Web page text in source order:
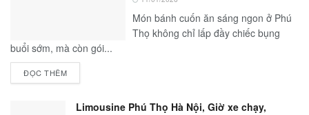
Món bánh cuốn ăn sáng ngon ở Phú
Thọ không chỉ lấp đầy chiếc bụng
buổi sớm, mà còn gói...
ĐỌC THÊM
Limousine Phú Thọ Hà Nội, Giờ xe chạy,